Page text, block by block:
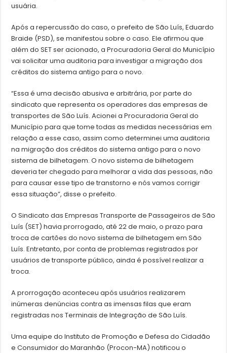
usuária.
Após a repercussão do caso, o prefeito de São Luís, Eduardo
Braide (PSD), se manifestou sobre o caso. Ele afirmou que
além do SET ser acionado, a Procuradoria Geral do Município
vai solicitar uma auditoria para investigar a migração dos
créditos do sistema antigo para o novo.
“Essa é uma decisão abusiva e arbitrária, por parte do
sindicato que representa os operadores das empresas de
transportes de São Luís. Acionei a Procuradoria Geral do
Município para que tome todas as medidas necessárias em
relação a esse caso, assim como determinei uma auditoria
na migração dos créditos do sistema antigo para o novo
sistema de bilhetagem. O novo sistema de bilhetagem
deveria ter chegado para melhorar a vida das pessoas, não
para causar esse tipo de transtorno e nós vamos corrigir
essa situação”, disse o prefeito.
O Sindicato das Empresas Transporte de Passageiros de São
Luís (SET) havia prorrogado, até 22 de maio, o prazo para
troca de cartões do novo sistema de bilhetagem em São
Luís. Entretanto, por conta de problemas registrados por
usuários de transporte público, ainda é possível realizar a
troca.
A prorrogação aconteceu após usuários realizarem
inúmeras denúncias contra as imensas filas que eram
registradas nos Terminais de Integração de São Luís.
Uma equipe do Instituto de Promoção e Defesa do Cidadão
e Consumidor do Maranhão (Procon-MA) notificou o